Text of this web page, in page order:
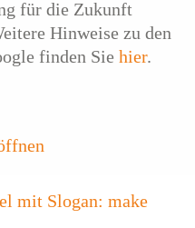
für die Zukunft
Hinweise zu den
finden Sie hier.